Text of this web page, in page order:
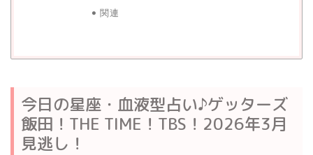
関連
今日の星座・血液型占い♪ゲッターズ
飯田！THE TIME！TBS！2026年3月
見逃し！